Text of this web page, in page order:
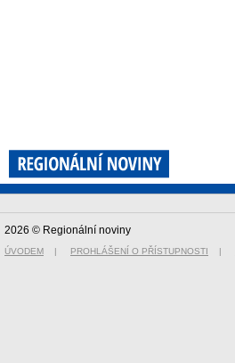
2026 © Regionální noviny
ÚVODEM | PROHLÁŠENÍ O PŘÍSTUPNOSTI |